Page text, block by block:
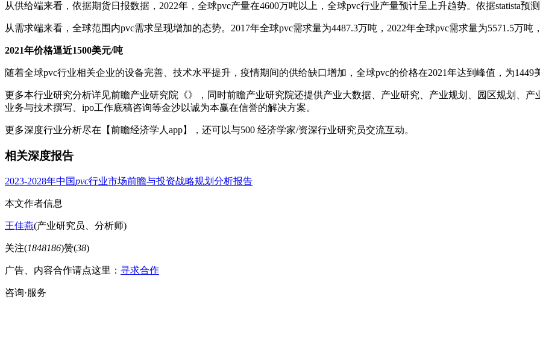
从供给端来看，依据期货日报数据，2022年，全球pvc产量在4600万吨以上，全球pvc行业产量预计呈上升趋势。依据statista预
从需求端来看，全球范围内pvc需求呈现增加的态势。2017年全球pvc需求量为4487.3万吨，2022年全球pvc需求量为5571.5万吨
2021年价格逼近1500美元/吨
随着全球pvc行业相关企业的设备完善、技术水平提升，疫情期间的供给缺口增加，全球pvc的价格在2021年达到峰值，为1449
更多本行业研究分析详见前瞻产业研究院《》，同时前瞻产业研究院还提供产业大数据、产业研究、产业规划、园区规划、
业务与技术撰写、ipo工作底稿咨询等金沙以诚为本赢在信誉的解决方案。
更多深度行业分析尽在【前瞻经济学人app】，还可以与500 经济学家/资深行业研究员交流互动。
相关深度报告
2023-2028年中国pvc行业市场前瞻与投资战略规划分析报告
本文作者信息
王佳燕(产业研究员、分析师)
关注(1848186)赞(38)
广告、内容合作请点这里： 寻求合作
咨询·服务